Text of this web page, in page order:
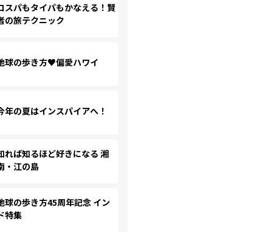
スパもタイパもかなえる！賢
の旅テクニック
球の歩き方♥偏愛ハワイ
年の夏はインスパイアへ！
れば知るほど好きになる 湘
・江の島
球の歩き方45周年記念 イン
特集